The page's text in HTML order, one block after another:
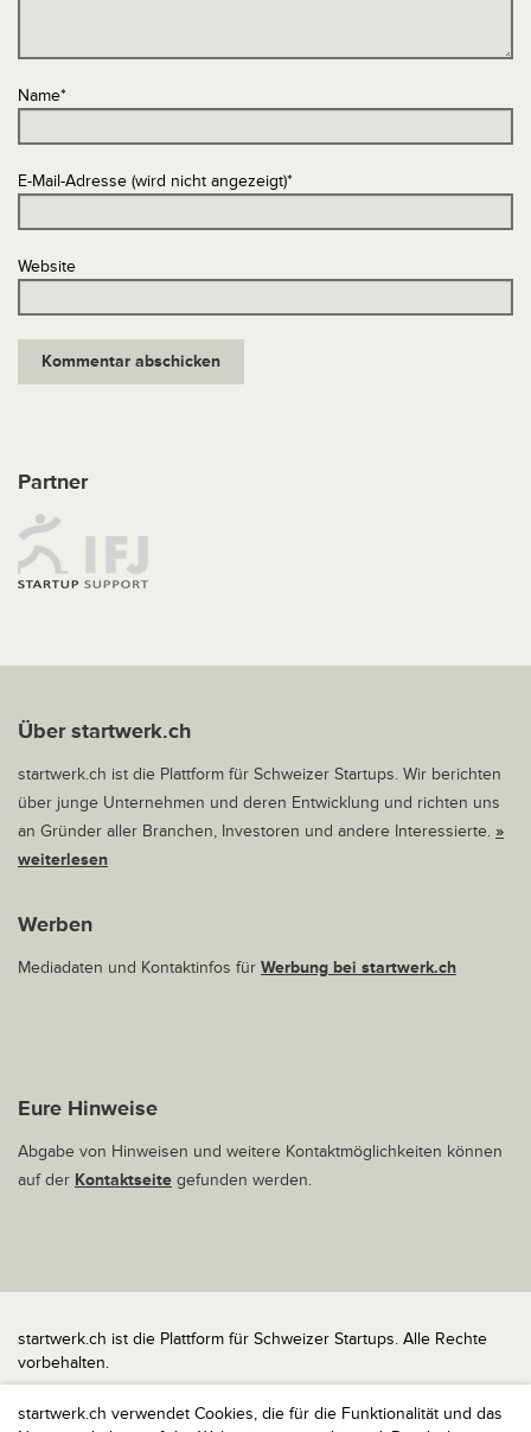
startwerk.ch verwendet Cookies, die für die Funktionalität und das
Name*
E-Mail-Adresse (wird nicht angezeigt)*
Website
Partner
Über startwerk.ch
startwerk.ch ist die Plattform für Schweizer Startups. Wir berichten
über junge Unternehmen und deren Entwicklung und richten uns
an Gründer aller Branchen, Investoren und andere Interessierte. »
weiterlesen
Werben
Mediadaten und Kontaktinfos für Werbung bei startwerk.ch
Eure Hinweise
Abgabe von Hinweisen und weitere Kontaktmöglichkeiten können
auf der Kontaktseite gefunden werden.
startwerk.ch ist die Plattform für Schweizer Startups. Alle Rechte
vorbehalten.
Impressum